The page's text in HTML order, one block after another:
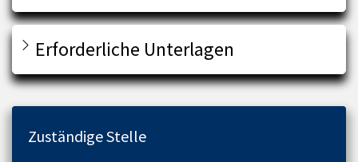
Erforderliche Unterlagen
Zuständige Stelle